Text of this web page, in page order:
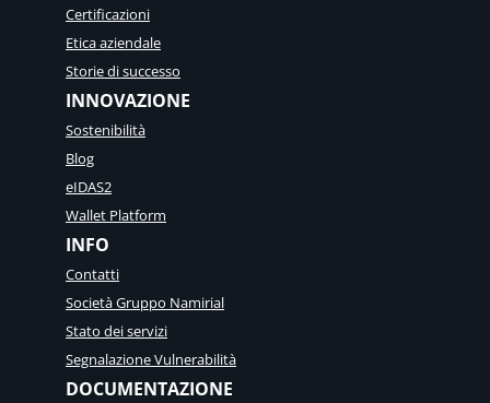
Certificazioni
Etica aziendale
Storie di successo
INNOVAZIONE
Sostenibilità
Blog
eIDAS2
Wallet Platform
INFO
Contatti
Società Gruppo Namirial
Stato dei servizi
Segnalazione Vulnerabilità
DOCUMENTAZIONE